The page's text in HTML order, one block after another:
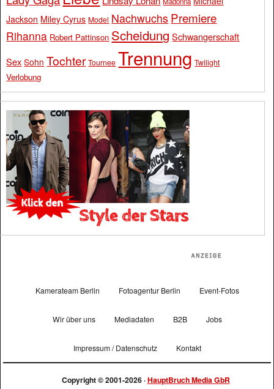
Jackson Miley Cyrus Model Nachwuchs Premiere
Rihanna Robert Pattinson Scheidung Schwangerschaft
Sex Sohn Tochter Tournee Trennung Twilight
Verlobung
Kamerateam Berlin Fotoagentur Berlin Event-Fotos
Wir über uns Mediadaten B2B Jobs
Impressum / Datenschutz Kontakt
Copyright © 2001-2026 ·HauptBruch Media GbR